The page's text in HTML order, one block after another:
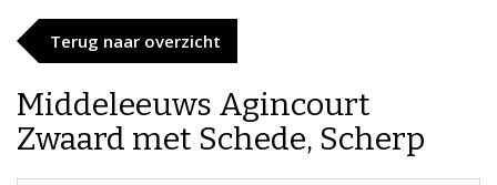
Terug naar overzicht
Middeleeuws Agincourt
Zwaard met Schede, Scherp